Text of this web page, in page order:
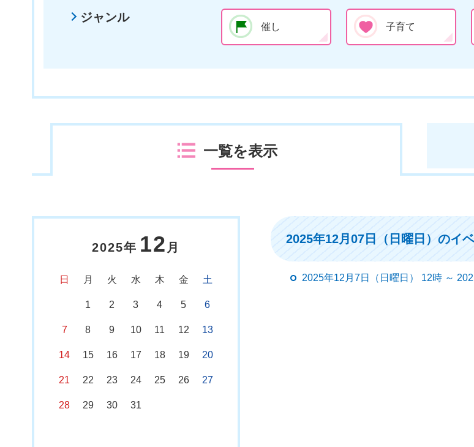
ジャンル
催し 子育て
一覧を表示
2025年 12 月
日 月 火 水 木 金 土
1 2 3 4 5 6
7 8 9 10 11 12 13
14 15 16 17 18 19 20
21 22 23 24 25 26 27
28 29 30 31
2025年12月07日（日曜日）のイ
2025年12月7日（日曜日） 12時 ～